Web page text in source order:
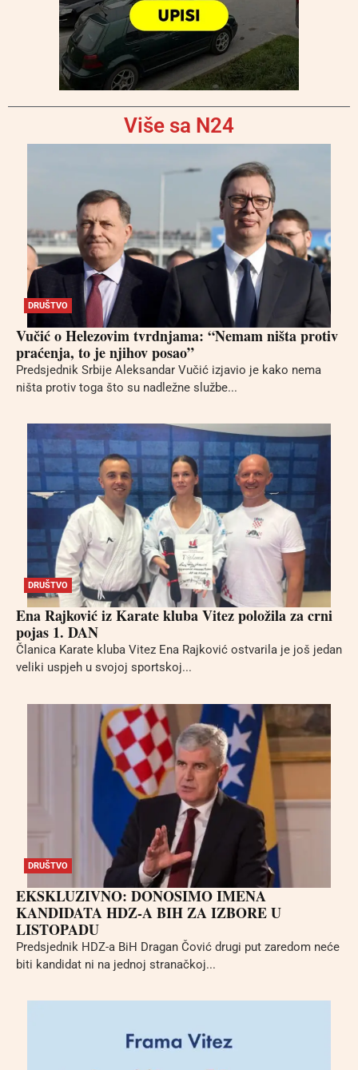
Više sa N24
DRUŠTVO
Vučić o Helezovim tvrdnjama: “Nemam ništa protiv
praćenja, to je njihov posao”
Predsjednik Srbije Aleksandar Vučić izjavio je kako nema
ništa protiv toga što su nadležne službe...
DRUŠTVO
Ena Rajković iz Karate kluba Vitez položila za crni
pojas 1. DAN
Članica Karate kluba Vitez Ena Rajković ostvarila je još jedan
veliki uspjeh u svojoj sportskoj...
DRUŠTVO
EKSKLUZIVNO: DONOSIMO IMENA
KANDIDATA HDZ-A BIH ZA IZBORE U
LISTOPADU
Predsjednik HDZ-a BiH Dragan Čović drugi put zaredom neće
biti kandidat ni na jednoj stranačkoj...